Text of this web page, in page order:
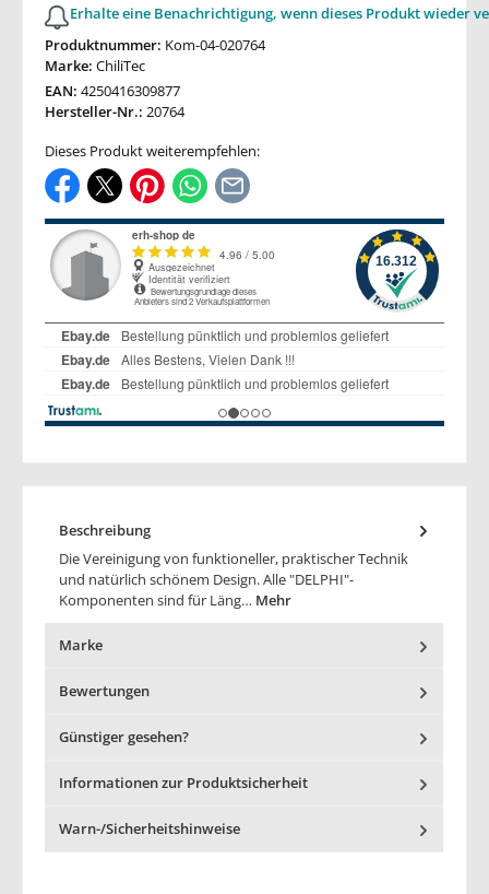
Erhalte eine Benachrichtigung, wenn dieses Produkt wieder
Produktnummer: Kom-04-020764
Marke: ChiliTec
EAN: 4250416309877
Hersteller-Nr.: 20764
Dieses Produkt weiterempfehlen:
Beschreibung
Die Vereinigung von funktioneller, praktischer Technik
und natürlich schönem Design. Alle "DELPHI"-
Komponenten sind für Läng… Mehr
Marke
Bewertungen
Günstiger gesehen?
Informationen zur Produktsicherheit
Warn-/Sicherheitshinweise